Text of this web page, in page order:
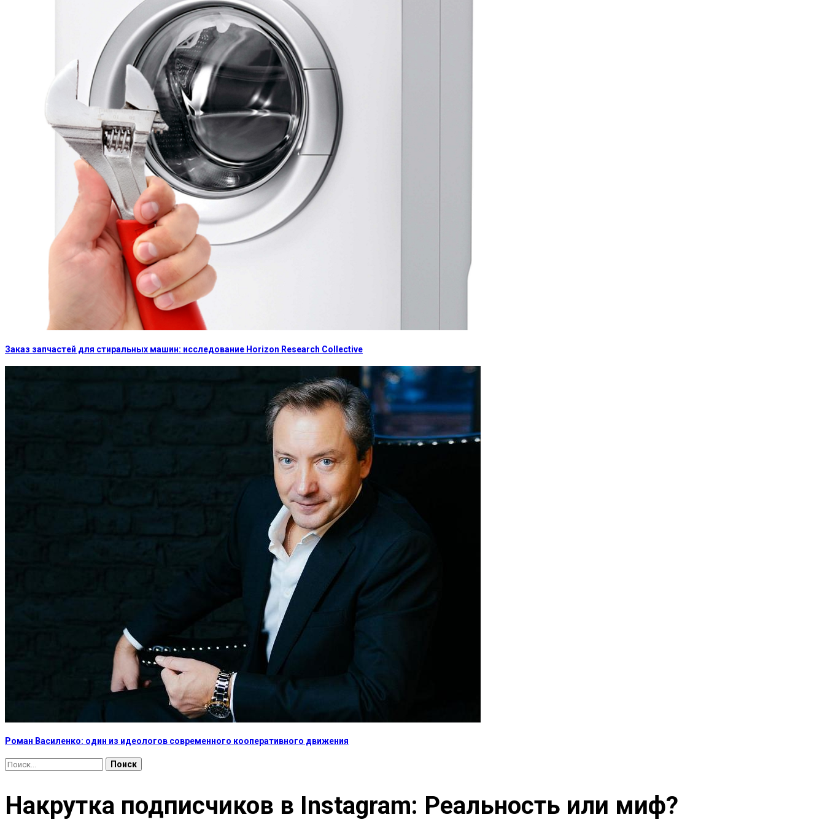
Заказ запчастей для стиральных машин: исследование Horizon Research Collective
Роман Василенко: один из идеологов современного кооперативного движения
Найти:
Накрутка подписчиков в Instagram: Реальность или миф?